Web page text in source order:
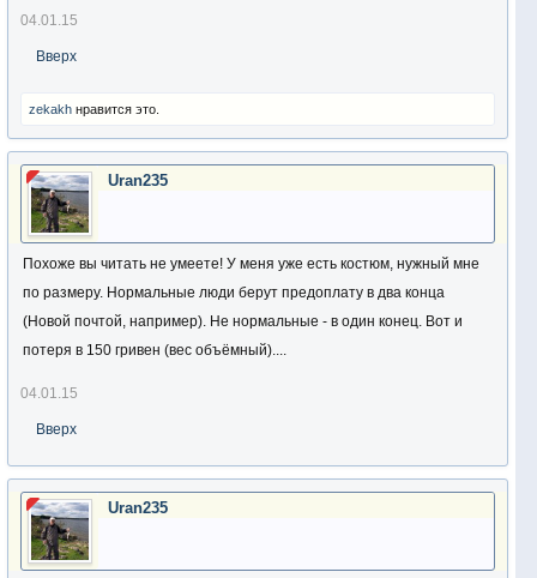
04.01.15
Вверх
zekakh нравится это.
Uran235
Похоже вы читать не умеете! У меня уже есть костюм, нужный мне
по размеру. Нормальные люди берут предоплату в два конца
(Новой почтой, например). Не нормальные - в один конец. Вот и
потеря в 150 гривен (вес объёмный)....
04.01.15
Вверх
Uran235